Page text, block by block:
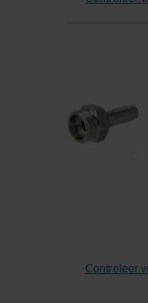
Controleer